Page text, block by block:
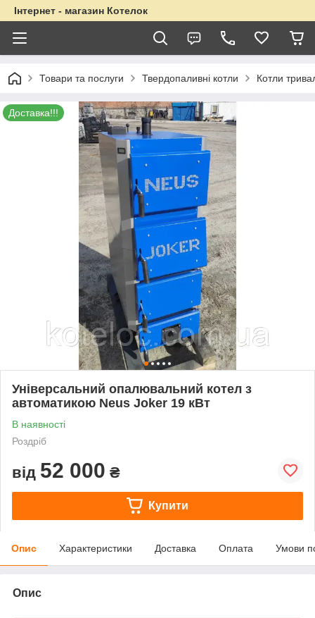
Інтернет - магазин Котелок
Товари та послуги Твердопаливні котли Котли
Доставка!!!
Універсальний опалювальний котел з
автоматикою Neus Joker 19 кВт
В наявності
Роздріб
від 52 000 ₴
Купити
Опис Характеристики Доставка Оплата Умови
Опис